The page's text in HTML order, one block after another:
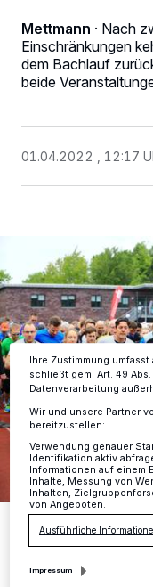
Mettmann · Nach
Einschränkungen
dem Bachlauf
beide
01.04.2022 , 12:17
Der Bachlauf am 1. Mai
Tradition im
1800 Läufern einen
Foto: Roland Lausberg
Kennungen auf Ihrem
verarbeiten Daten, um
Zwecke. Wenn Tracker
Anzeigen
dieses Menü jederzeit
ändern oder Ihre
Einstellungen oder
Ihre Einstellungen
Informationen finden Sie
Ihre Zustimmung
schließt gem. Art. 49
Datenverarbeitung
Wir und unsere Partner
bereitzustellen:
Verwendung genauer
Identifikation aktiv
Informationen auf einem
Inhalte, Messung von
Inhalten,
von Angeboten.
Ausführliche
Impressum